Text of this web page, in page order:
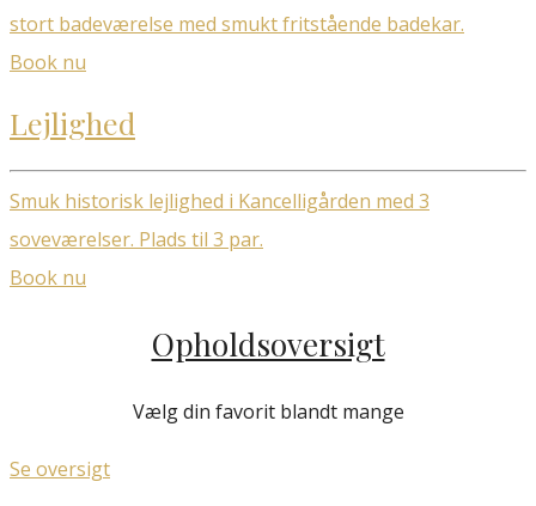
stort badeværelse med smukt fritstående badekar.
Book nu
Lejlighed
Smuk historisk lejlighed i Kancelligården med 3
soveværelser. Plads til 3 par.
Book nu
Opholdsoversigt
Vælg din favorit blandt mange
Se oversigt